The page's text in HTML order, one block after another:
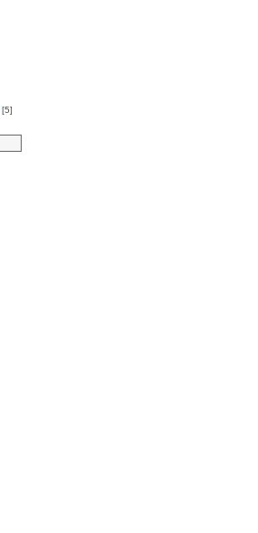
[5]